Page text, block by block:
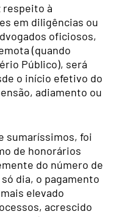
respeito à
em diligências ou
oficiosos,
(quando
Público), será
o início efetivo do
adiamento ou
sumaríssimos, foi
de honorários
do número de
dia, o pagamento
elevado
acrescido